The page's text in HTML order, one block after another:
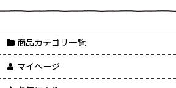
商品カテゴリ一覧
マイページ